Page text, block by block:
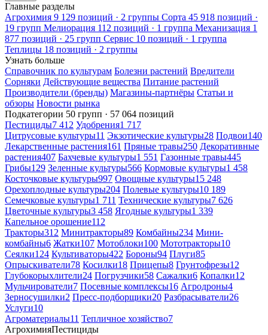
Главные разделы
Агрохимия 9 129 позиций · 2 группы Сорта 45 918 позиций ·
19 групп Мелиорация 112 позиций · 1 группа Механизация 1
877 позиций · 25 групп Сервис 10 позиций · 1 группа
Теплицы 18 позиций · 2 группы
Узнать больше
Справочник по культурам Болезни растений Вредители
Сорняки Действующие вещества Питание растений
Производители (бренды) Магазины-партнёры Статьи и
обзоры Новости рынка
Подкатегории 50 групп · 57 064 позиций
Пестициды7 412 Удобрения1 717
Цитрусовые культуры11 Экзотические культуры28 Подвои140
Лекарственные растения161 Пряные травы250 Декоративные
растения407 Бахчевые культуры1 551 Газонные травы445
Грибы129 Зеленные культуры566 Кормовые культуры1 458
Косточковые культуры997 Овощные культуры15 248
Орехоплодные культуры204 Полевые культуры10 189
Семечковые культуры1 711 Технические культуры7 626
Цветочные культуры3 458 Ягодные культуры1 339
Капельное орошение112
Тракторы312 Минитракторы89 Комбайны234 Мини-
комбайны6 Жатки107 Мотоблоки100 Мототракторы10
Сеялки124 Культиваторы422 Бороны94 Плуги85
Опрыскиватели78 Косилки18 Прицепы8 Грунтофрезы12
Глубокорыхлители24 Погрузчики58 Сажалки6 Копалки12
Мульчирователи7 Посевные комплексы16 Агродроны4
Зерносушилки2 Пресс-подборщики20 Разбрасыватели26
Услуги10
Агроматериалы11 Тепличное хозяйство7
АгрохимияПестициды